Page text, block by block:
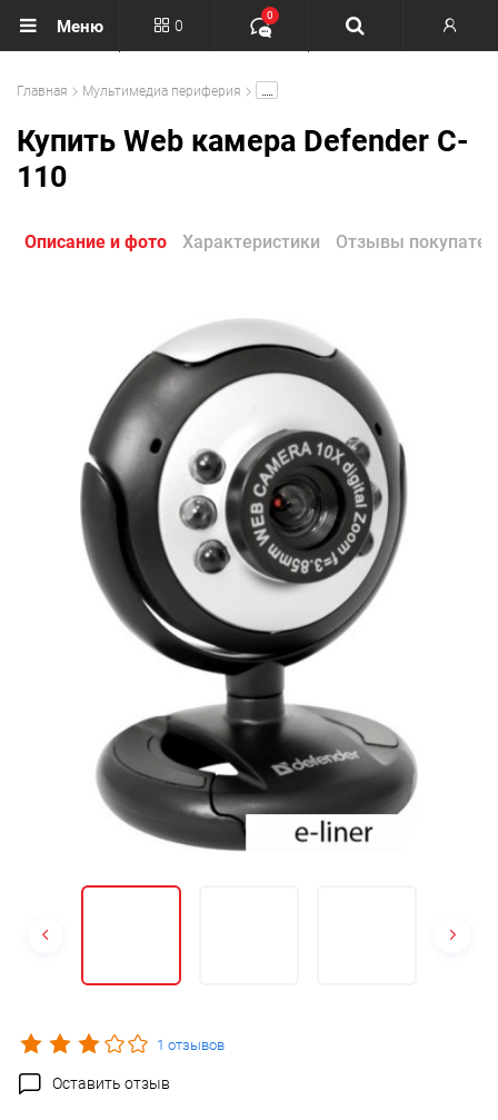
Меню 0
0
Главная Мультимедиа периферия
Купить Web камера Defender C-
110
Описание и фото Характеристики Отзывы
1 отзывов
Оставить отзыв